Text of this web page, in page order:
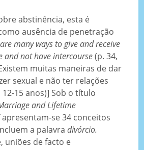
abstinência, esta é
ausência de penetração
many ways to give and receive
and not have intercourse(p. 34,
muitas maneiras de dar
sexual e não ter relações
12-15 anos)] Sob o título
and Lifetime
apresentam-se 34 conceitos
a palavradivórcio.
uniões de facto e